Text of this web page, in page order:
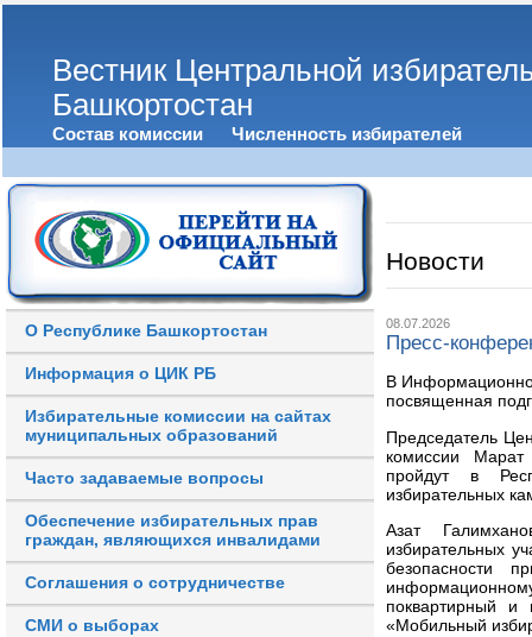
Вестник Центральной
Башкортостан
Состав комиссии Численность избирателей
О Республике Башкортостан
Информация о ЦИК РБ
Избирательные комиссии на сайтах
муниципальных образований
Часто задаваемые вопросы
Обеспечение избирательных прав
граждан, являющихся инвалидами
Соглашения о сотрудничестве
СМИ о выборах
Новости
08.07.2026
Пресс-
В
посвященная
Председатель
комиссии
пройдут в
избирательных
Азат
избирательных
безопасности
поквартирный и
«Мобильный